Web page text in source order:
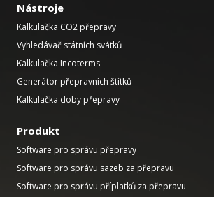
Nástroje
Kalkulačka CO2 přepravy
Vyhledávač státních svátků
Kalkulačka Incoterms
Generátor přepravních štítků
Kalkulačka doby přepravy
Produkt
Software pro správu přepravy
Software pro správu sazeb za přepravu
Software pro správu příplatků za přepravu